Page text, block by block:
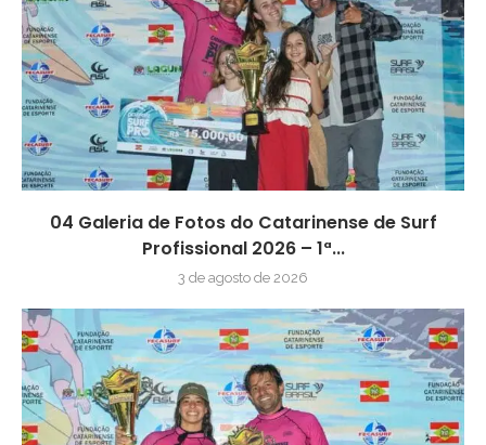
04 Galeria de Fotos do Catarinense de Surf
Profissional 2026 – 1ª...
3 de agosto de 2026